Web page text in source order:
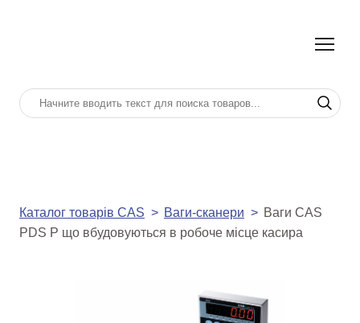
Каталог товарів CAS Ваги-сканери
Ваги CAS
PDS P що вбудовуються в робоче місце касира